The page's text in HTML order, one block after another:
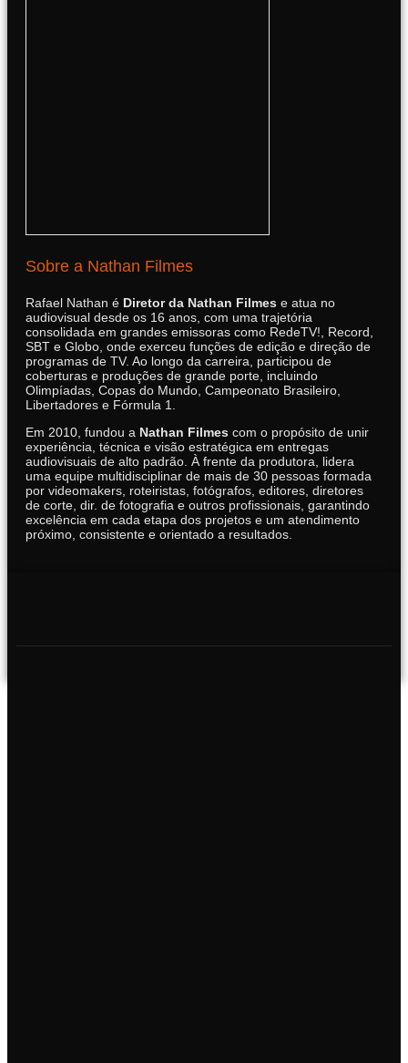
Sobre a Nathan Filmes
Rafael Nathan é Diretor da Nathan Filmes e atua no
audiovisual desde os 16 anos, com uma trajetória
consolidada em grandes emissoras como RedeTV!, Record,
SBT e Globo, onde exerceu funções de edição e direção de
programas de TV. Ao longo da carreira, participou de
coberturas e produções de grande porte, incluindo
Olimpíadas, Copas do Mundo, Campeonato Brasileiro,
Libertadores e Fórmula 1.
Em 2010, fundou a Nathan Filmes com o propósito de unir
experiência, técnica e visão estratégica em entregas
audiovisuais de alto padrão. À frente da produtora, lidera
uma equipe multidisciplinar de mais de 30 pessoas formada
por videomakers, roteiristas, fotógrafos, editores, diretores
de corte, dir. de fotografia e outros profissionais, garantindo
excelência em cada etapa dos projetos e um atendimento
próximo, consistente e orientado a resultados.